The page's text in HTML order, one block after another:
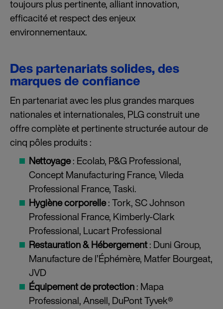
toujours plus pertinente, alliant innovation,
efficacité et respect des enjeux
environnementaux.
Des partenariats solides, des
marques de confiance
En partenariat avec les plus grandes marques
nationales et internationales, PLG construit une
offre complète et pertinente structurée autour de
cinq pôles produits :
Nettoyage: Ecolab, P&G Professional,
Concept Manufacturing France, Vileda
Professional France, Taski.
Hygiène corporelle: Tork, SC Johnson
Professional France, Kimberly-Clark
Professional, Lucart Professional
Restauration & Hébergement: Duni Group,
Manufacture de l’Éphémère, Matfer Bourgeat,
JVD
Équipement de protection: Mapa
Professional, Ansell, DuPont Tyvek®